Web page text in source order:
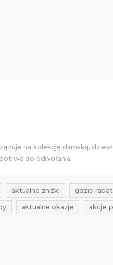
na kolekcję damską,
do odwołania.
aktualne zniżki gdzie
aktualne okazje akcje